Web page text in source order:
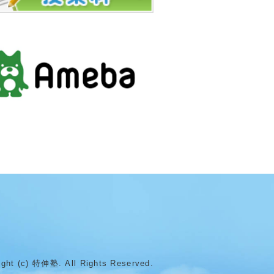
(c) 特伸塾. All Rights Reserved.